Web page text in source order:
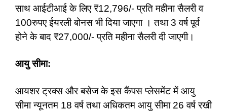
साथ आईटीआई के लिए ₹12,796/- प्रति महीना सैलरी व
100रुपए ईयरली बोनस भी दिया जाएगा । तथा 3 वर्ष पूर्व
होने के बाद ₹27,000/- प्रति महीना सैलरी दी जाएगी।
आयु सीमा:
आयशर ट्रक्स और बसेज के इस कैंपस प्लेसमेंट में आयु
सीमा न्यूनतम 18 वर्ष तथा अधिकतम आयु सीमा 26 वर्ष रखी